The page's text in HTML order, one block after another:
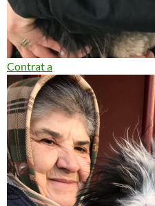
Contrat a